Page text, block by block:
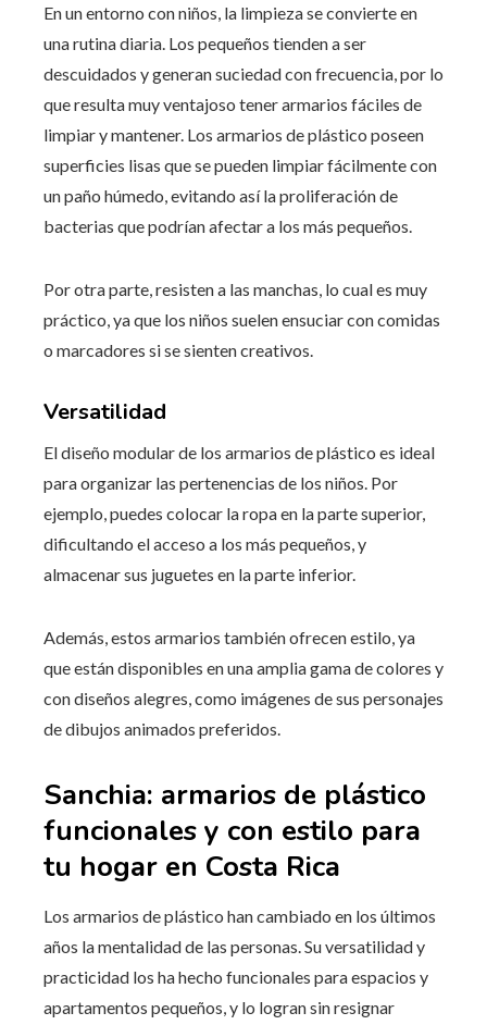
En un entorno con niños, la limpieza se convierte en
una rutina diaria. Los pequeños tienden a ser
descuidados y generan suciedad con frecuencia, por lo
que resulta muy ventajoso tener armarios fáciles de
limpiar y mantener. Los armarios de plástico poseen
superficies lisas que se pueden limpiar fácilmente con
un paño húmedo, evitando así la proliferación de
bacterias que podrían afectar a los más pequeños.
Por otra parte, resisten a las manchas, lo cual es muy
práctico, ya que los niños suelen ensuciar con comidas
o marcadores si se sienten creativos.
Versatilidad
El diseño modular de los armarios de plástico es ideal
para organizar las pertenencias de los niños. Por
ejemplo, puedes colocar la ropa en la parte superior,
dificultando el acceso a los más pequeños, y
almacenar sus juguetes en la parte inferior.
Además, estos armarios también ofrecen estilo, ya
que están disponibles en una amplia gama de colores y
con diseños alegres, como imágenes de sus personajes
de dibujos animados preferidos.
Sanchia: armarios de plástico
funcionales y con estilo para
tu hogar en Costa Rica
Los armarios de plástico han cambiado en los últimos
años la mentalidad de las personas. Su versatilidad y
practicidad los ha hecho funcionales para espacios y
apartamentos pequeños, y lo logran sin resignar